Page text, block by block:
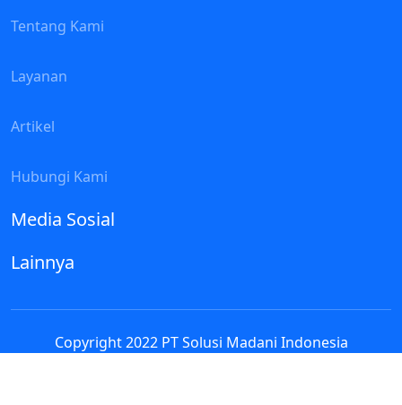
Tentang Kami
Layanan
Artikel
Hubungi Kami
Media Sosial
Lainnya
Copyright 2022 PT Solusi Madani Indonesia